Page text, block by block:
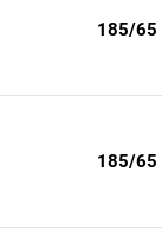
185/65
185/65